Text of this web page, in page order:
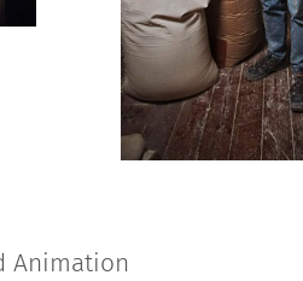
Animation